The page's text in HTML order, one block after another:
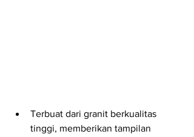
Terbuat dari granit berkualitas
tinggi, memberikan tampilan